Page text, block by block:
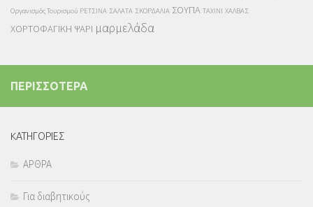
Οργανισμός Τουρισμού ΡΕΤΣΙΝΑ ΣΑΛΑΤΑ ΣΚΟΡΔΑΛΙΑ ΣΟΥΠΑ ΤΑΧΙΝΙ ΧΑΛΒΑΣ
ΧΟΡΤΟΦΑΓΙΚΗ ΨΑΡΙ μαρμελάδα
ΠΕΡΙΣΣΟΤΕΡΑ
KΑΤΗΓΟΡΙΕΣ
ΑΡΘΡΑ
Για διαβητικούς